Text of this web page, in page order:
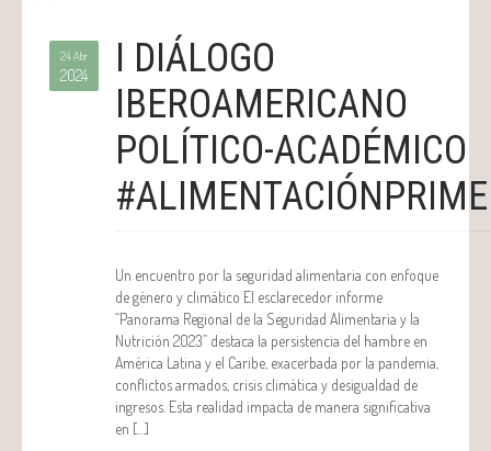
24 Abr
2024
I DIÁLOGO
IBEROAMERICANO
POLÍTICO-ACADÉMICO
Un encuentro por la seguridad alimentaria con enfoque
de género y climático El esclarecedor informe
“Panorama Regional de la Seguridad Alimentaria y la
Nutrición 2023” destaca la persistencia del hambre en
América Latina y el Caribe, exacerbada por la pandemia,
conflictos armados, crisis climática y desigualdad de
ingresos. Esta realidad impacta de manera significativa
en […]